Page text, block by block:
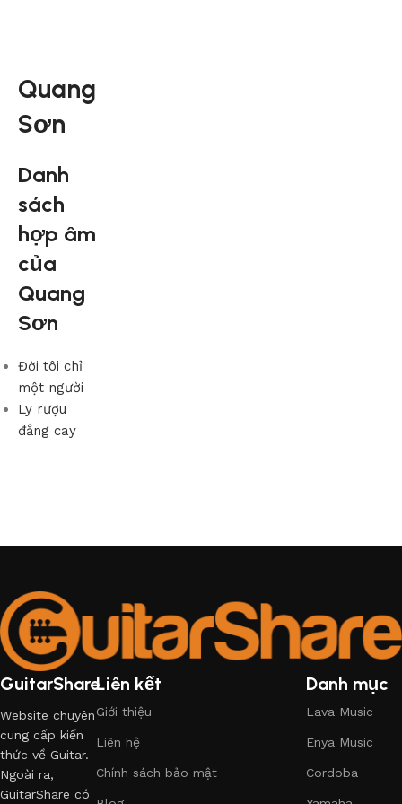
Quang
Sơn
Danh
sách
hợp âm
của
Quang
Sơn
Đời tôi chỉ
một người
Ly rượu
đắng cay
GuitarShare
Website chuyên
cung cấp kiến
thức về Guitar.
Ngoài ra,
GuitarShare có
Liên kết
Giới thiệu
Liên hệ
Chính sách bảo mật
Danh mục
Lava Music
Enya Music
Cordoba